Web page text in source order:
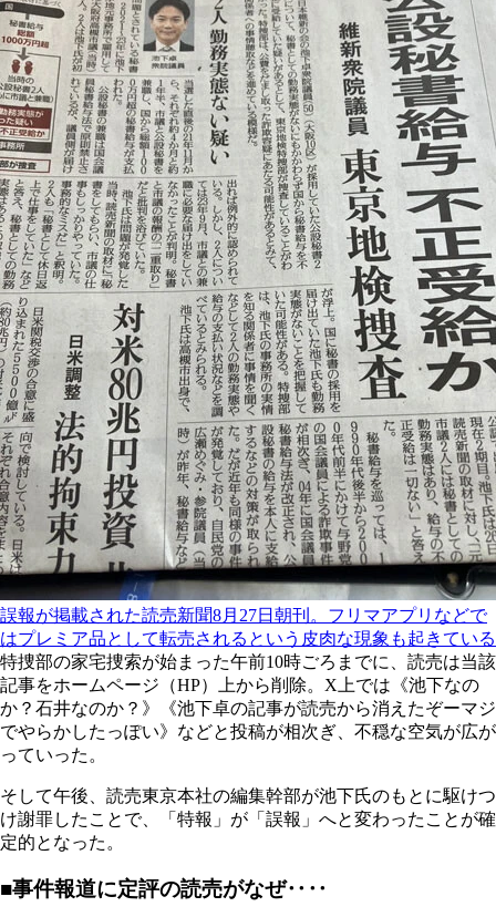
誤報が掲載された読売新聞8月27日朝刊。フリマアプリなどで
はプレミア品として転売されるという皮肉な現象も起きている
特捜部の家宅捜索が始まった午前10時ごろまでに、読売は当該
記事をホームページ（HP）上から削除。X上では《池下なの
か？石井なのか？》《池下卓の記事が読売から消えたぞーマジ
でやらかしたっぽい》などと投稿が相次ぎ、不穏な空気が広が
っていった。
そして午後、読売東京本社の編集幹部が池下氏のもとに駆けつ
け謝罪したことで、「特報」が「誤報」へと変わったことが確
定的となった。
■事件報道に定評の読売がなぜ‥‥